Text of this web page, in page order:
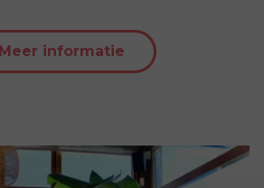
Meer informatie